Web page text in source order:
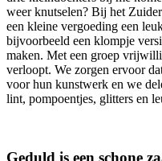
weer knutselen? Bij het
een kleine vergoeding een
bijvoorbeeld een klompje
maken. Met een groep
verloopt. We zorgen ervoor
voor hun kunstwerk en we
lint, pompoentjes, glitters en
Geduld is een schone